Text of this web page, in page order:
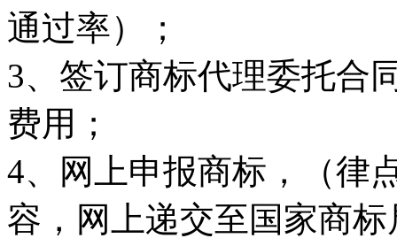
通过率）；
3、签订商标代理委托合
费用；
4、网上申报商标，（律
容，网上递交至国家商标